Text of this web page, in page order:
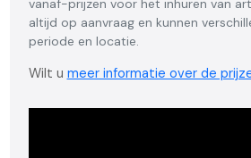
vanaf-prijzen voor het inhuren van
altijd op aanvraag en kunnen
periode en locatie.
Wilt u meer informatie over de